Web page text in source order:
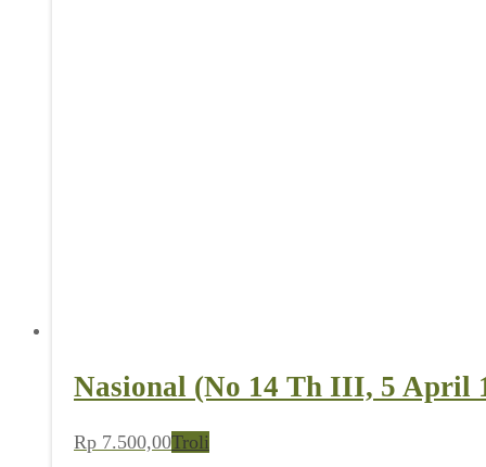
Nasional (No 14 Th III, 5 April
Rp 7.500,00Troli